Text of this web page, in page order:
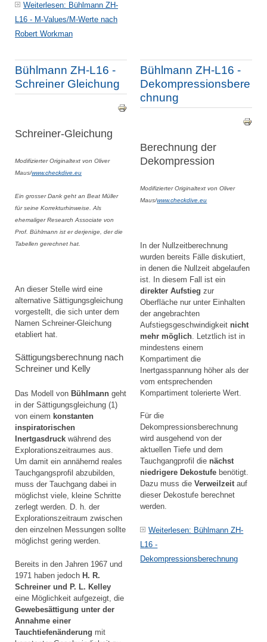
Weiterlesen: Bühlmann ZH-
L16 - M-Values/M-Werte nach
Robert Workman
Bühlmann ZH-L16 -
Schreiner Gleichung
Schreiner-Gleichung
Modifizierter Originaltext von Oliver
Maus/www.checkdive.eu
Ein grosser Dank geht an Beat Müller
für seine Korrekturhinweise. Als
ehemaliger Research Associate von
Prof. Bühlmann ist er derjenige, der die
Tabellen gerechnet hat.
An dieser Stelle wird eine
alternative Sättigungsgleichung
vorgestellt, die sich unter dem
Namen Schreiner-Gleichung
etabliert hat.
Sättigungsberechnung nach
Schreiner und Kelly
Das Modell von Bühlmann geht
in der Sättigungsgleichung (1)
von einem konstanten
inspiratorischen
Inertgasdruck während des
Explorationszeitraumes aus.
Um damit ein annähernd reales
Tauchgangsprofil abzubilden,
muss der Tauchgang dabei in
möglichst viele, kleine Schritte
zerlegt werden. D. h. der
Explorationszeitraum zwischen
den einzelnen Messungen sollte
möglichst gering werden.
Bereits in den Jahren 1967 und
1971 haben jedoch H. R.
Schreiner und P. L. Kelley
eine Möglichkeit aufgezeigt, die
Gewebesättigung unter der
Annahme einer
Tauchtiefenänderung mit
Bühlmann ZH-L16 -
Dekompressionsbere
chnung
Berechnung der
Dekompression
Modifizierter Originaltext von Oliver
Maus/www.checkdive.eu
In der Nullzeitberechnung
wurden bereits Fälle diskutiert,
in denen die Nullzeit abgelaufen
ist. In diesem Fall ist ein
direkter Aufstieg zur
Oberfläche nur unter Einhalten
der angebrachten
Aufstiegsgeschwindigkeit nicht
mehr möglich. Letztlich ist in
mindestens einem
Kompartiment die
Inertgasspannung höher als der
vom entsprechenden
Kompartiment tolerierte Wert.
Für die
Dekompressionsberechnung
wird ausgehend von der
aktuellen Tiefe und dem
Tauchgangprofil die nächst
niedrigere Dekostufe benötigt.
Dazu muss dieVerweilzeitauf
dieser Dekostufe berechnet
werden.
Weiterlesen: Bühlmann ZH-
L16 -
Dekompressionsberechnung